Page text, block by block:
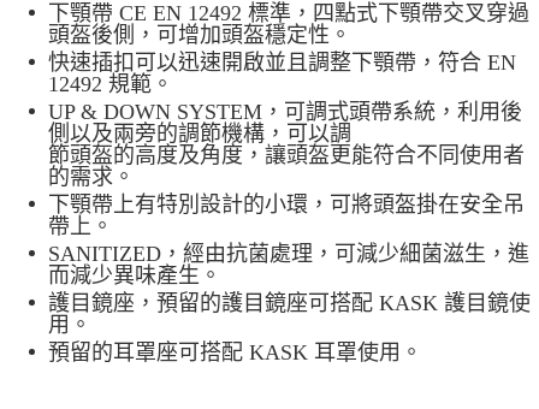
宅配
每筆NT$80，滿NT$490(含以上)免運費
離島宅配
每筆NT$80，滿NT$490(含以上)免運費
付款後門市自取
免運費
下顎帶 CE EN 12492 標準，四點式下顎帶交叉穿過
頭盔後側，可增加頭盔穩定性。
快速插扣可以迅速開啟並且調整下顎帶，符合 EN
12492 規範。
UP & DOWN SYSTEM，可調式頭帶系統，利用後
側以及兩旁的調節機構，可以調
節頭盔的高度及角度，讓頭盔更能符合不同使用者
的需求。
下顎帶上有特別設計的小環，可將頭盔掛在安全吊
帶上。
SANITIZED，經由抗菌處理，可減少細菌滋生，進
而減少異味產生。
護目鏡座，預留的護目鏡座可搭配 KASK 護目鏡使
用。
預留的耳罩座可搭配 KASK 耳罩使用。